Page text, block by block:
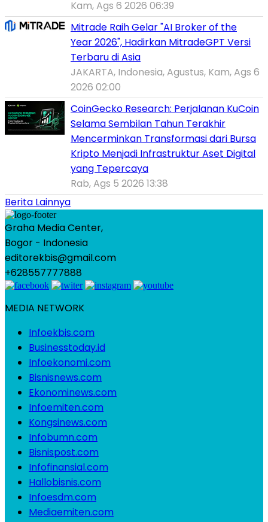
Kam, Ags 6 2026 06:39
Mitrade Raih Gelar "AI Broker of the
Year 2026", Hadirkan MitradeGPT Versi
Terbaru di Asia
JAKARTA, Indonesia, Agustus, Kam, Ags 6
2026 02:00
CoinGecko Research: Perjalanan KuCoin
Selama Sembilan Tahun Terakhir
Mencerminkan Transformasi dari Bursa
Kripto Menjadi Infrastruktur Aset Digital
yang Tepercaya
Rab, Ags 5 2026 13:38
Berita Lainnya
Graha Media Center,
Bogor - Indonesia
editorekbis@gmail.com
+628557777888
MEDIA NETWORK
Infoekbis.com
Businesstoday.id
Infoekonomi.com
Bisnisnews.com
Ekonominews.com
Infoemiten.com
Kongsinews.com
Infobumn.com
Bisnispost.com
Infofinansial.com
Hallobisnis.com
Infoesdm.com
Mediaemiten.com